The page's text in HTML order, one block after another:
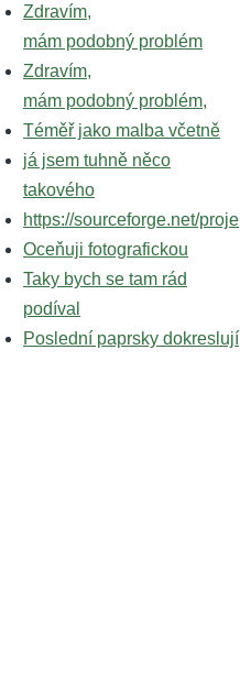
Zdravím,
mám podobný problém
Zdravím,
mám podobný problém,
Téměř jako malba včetně
já jsem tuhně něco
takového
https://sourceforge.net/proje
Oceňuji fotografickou
Taky bych se tam rád
podíval
Poslední paprsky dokreslují